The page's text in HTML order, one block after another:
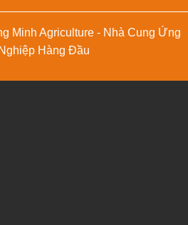
Minh Agriculture - Nhà Cung Ứng
Hàng Đầu